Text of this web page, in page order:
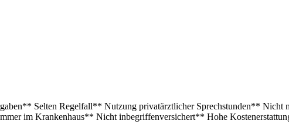
Selten Regelfall** Nutzung privatärztlicher Sprechstunden**
im Krankenhaus** Nicht inbegriffenversichert** Hohe